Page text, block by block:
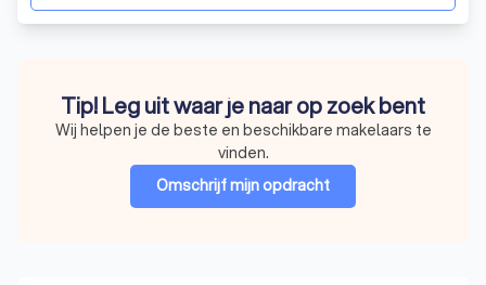
Tip! Leg uit waar je naar op zoek bent
Wij helpen je de beste en beschikbare makelaars te
vinden.
Omschrijf mijn opdracht